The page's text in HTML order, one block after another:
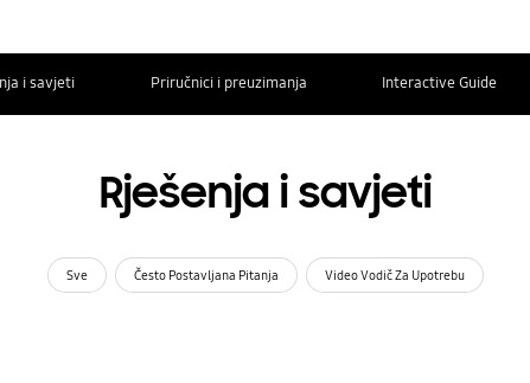
i savjeti Priručnici i preuzimanja Interactive Guide
Rješenja i savjeti
Sve Često Postavljana Pitanja Video Vodič Za Upotrebu